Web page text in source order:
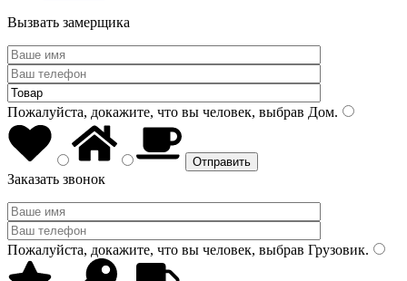
Вызвать замерщика
Пожалуйста, докажите, что вы человек, выбрав Дом.
Заказать звонок
Пожалуйста, докажите, что вы человек, выбрав Грузовик.